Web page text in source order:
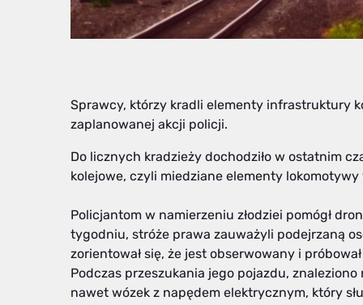
Sprawcy, którzy kradli elementy infrastruktury
zaplanowanej akcji policji.
Do licznych kradzieży dochodziło w ostatnim
kolejowe, czyli miedziane elementy
Policjantom w namierzeniu złodziei pomógł
tygodniu, stróże prawa zauważyli podejrzaną
zorientował się, że jest obserwowany i
Podczas przeszukania jego pojazdu,
nawet wózek z napędem elektrycznym, który